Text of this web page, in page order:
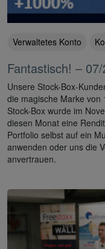
Verwaltetes Konto
Fantastisch! –
Unsere Stock-Box-
die magische Marke von
Stock-Box wurde im
diesen Monat eine
Portfolio selbst auf ein
anwenden oder uns die
anvertrauen.